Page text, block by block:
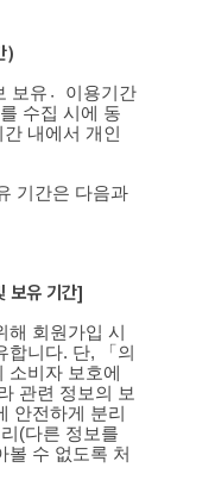
)
보유이〮용기간
수집 시에 동
내에서 개인
기간은 다음과
보유 기간]
회원가입 시
합니다. 단,
「의
소비자 보호에
관련 정보의 보
안전하게 분리
(다른 정보를
볼 수 없도록 처